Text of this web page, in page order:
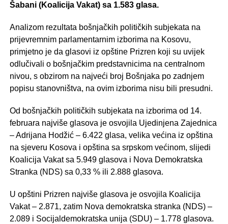
Šabani (Koalicija Vakat) sa 1.583 glasa.
Analizom rezultata bošnjačkih političkih subjekata na
prijevremnim parlamentarnim izborima na Kosovu,
primjetno je da glasovi iz opštine Prizren koji su uvijek
odlučivali o bošnjačkim predstavnicima na centralnom
nivou, s obzirom na najveći broj Bošnjaka po zadnjem
popisu stanovništva, na ovim izborima nisu bili presudni.
Od bošnjačkih političkih subjekata na izborima od 14.
februara najviše glasova je osvojila Ujedinjena Zajednica
– Adrijana Hodžić – 6.422 glasa, velika većina iz opština
na sjeveru Kosova i opština sa srpskom većinom, slijedi
Koalicija Vakat sa 5.949 glasova i Nova Demokratska
Stranka (NDS) sa 0,33 % ili 2.888 glasova.
U opštini Prizren najviše glasova je osvojila Koalicija
Vakat – 2.871, zatim Nova demokratska stranka (NDS) –
2.089 i Socijaldemokratska unija (SDU) – 1.778 glasova.